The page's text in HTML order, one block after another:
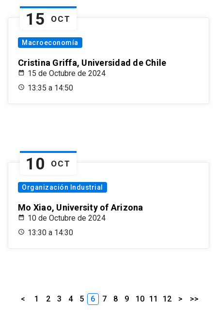
15 OCT
Macroeconomía
Cristina Griffa, Universidad de Chile
15 de Octubre de 2024
13:35 a 14:50
10 OCT
Organización Industrial
Mo Xiao, University of Arizona
10 de Octubre de 2024
13:30 a 14:30
< 1 2 3 4 5 6 7 8 9 10 11 12 > >>